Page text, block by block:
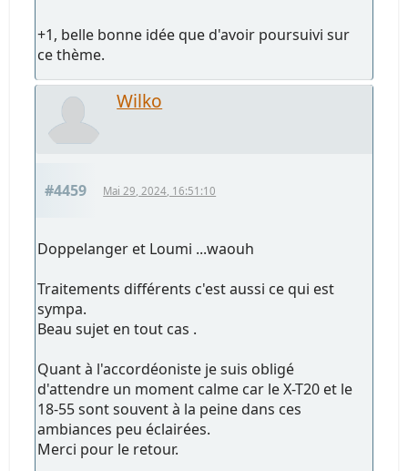
+1, belle bonne idée que d'avoir poursuivi sur
ce thème.
Wilko
#4459 Mai 29, 2024, 16:51:10
Doppelanger et Loumi ...waouh
Traitements différents c'est aussi ce qui est
sympa.
Beau sujet en tout cas .
Quant à l'accordéoniste je suis obligé
d'attendre un moment calme car le X-T20 et le
18-55 sont souvent à la peine dans ces
ambiances peu éclairées.
Merci pour le retour.